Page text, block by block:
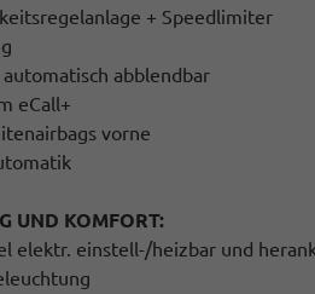
+ Speedlimiter
abblendbar
eCall+
vorne
UND KOMFORT:
elektr. einstell-/heizbar und